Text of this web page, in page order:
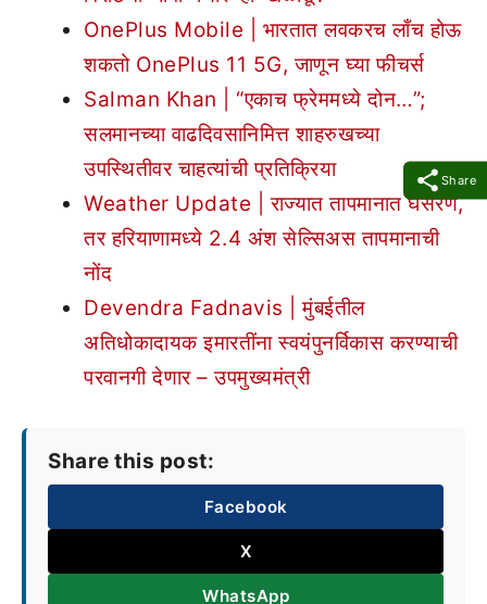
Share
OnePlus Mobile | भारतात लवकरच लाँच होऊ
शकतो OnePlus 11 5G, जाणून घ्या फीचर्स
Salman Khan | “एकाच फ्रेममध्ये दोन…”;
सलमानच्या वाढदिवसानिमित्त शाहरुखच्या
उपस्थितीवर चाहत्यांची प्रतिक्रिया
Weather Update | राज्यात तापमानात घसरण,
तर हरियाणामध्ये 2.4 अंश सेल्सिअस तापमानाची
नोंद
Devendra Fadnavis | मुंबईतील
अतिधोकादायक इमारतींना स्वयंपुनर्विकास करण्याची
परवानगी देणार – उपमुख्यमंत्री
Share this post:
Facebook
X
WhatsApp